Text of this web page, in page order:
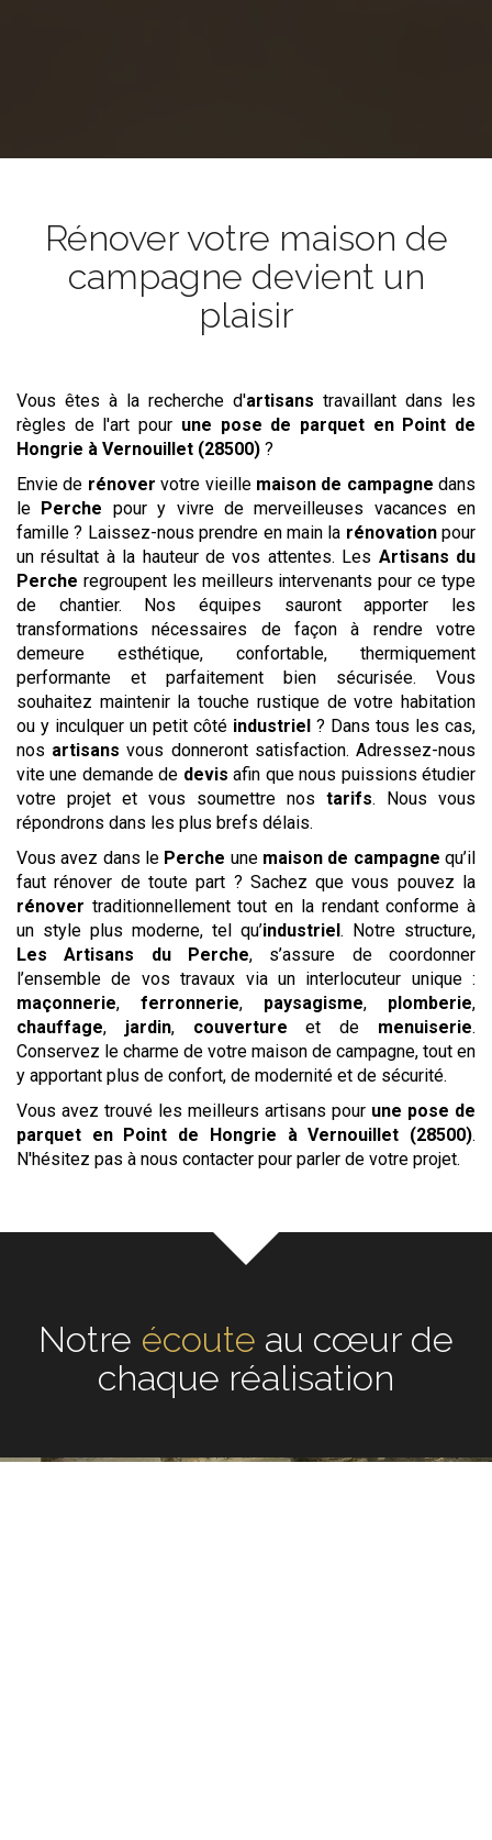
Rénover votre maison de
campagne devient un
plaisir
Vous êtes à la recherche d'artisans travaillant dans les
règles de l'art pour une pose de parquet en Point de
Hongrie à Vernouillet (28500) ?
Envie de rénover votre vieille maison de campagne dans
le
Perche pour y vivre de merveilleuses vacances en
famille ? Laissez-nous prendre en main la rénovationpour
un résultat à la hauteur de vos attentes. Les Artisans du
Perche regroupent les meilleurs intervenants pour ce type
de chantier. Nos équipes sauront apporter les
transformations nécessaires de façon à rendre votre
demeure esthétique, confortable, thermiquement
performante et parfaitement bien sécurisée. Vous
souhaitez maintenir la touche rustique de votre habitation
ou y inculquer un petit côté industriel ? Dans tous les cas,
nos artisans vous donneront satisfaction. Adressez-nous
vite une demande de devis afin que nous puissions étudier
votre projet et vous soumettre nos tarifs. Nous vous
répondrons dans les plus brefs délais.
Vous avez dans le Perche une maison de campagne qu’il
faut rénover de toute part ? Sachez que vous pouvez la
rénover traditionnellement tout en la rendant conforme à
un style plus moderne, tel qu’industriel . Notre structure,
Les Artisans du Perche, s’assure de coordonner
l’ensemble de vos travaux via un interlocuteur unique :
maçonnerie, ferronnerie, paysagisme, plomberie,
chauffage, jardin, couverture et de menuiserie.
Conservez le charme de votre maison de campagne, tout en
y apportant plus de confort, de modernité et de sécurité.
Vous avez trouvé les meilleurs artisans pour une pose de
parquet en Point de Hongrie
à Vernouillet (28500).
N'hésitez pas à nous contacter pour parler de votre projet.
Notre écoute au cœur de
chaque réalisation